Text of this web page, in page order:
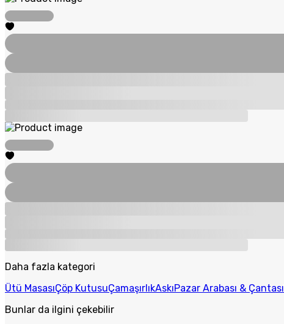
Daha fazla kategori
Ütü MasasıÇöp KutusuÇamaşırlıkAskıPazar Arabası & Çantası
Bunlar da ilgini çekebilir